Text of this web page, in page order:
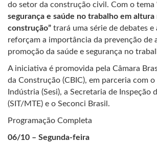
do setor da construção civil. Com o tema
segurança e saúde no trabalho em altura
construção” trará uma série de debates e
reforçam a importância da prevenção de
promoção da saúde e segurança no
A iniciativa é promovida pela Câmara
da Construção (CBIC), em parceria com
Indústria (Sesi), a Secretaria de Inspeção
(SIT/MTE) e o Seconci Brasil.
Programação Completa
06/10 – Segunda-feira